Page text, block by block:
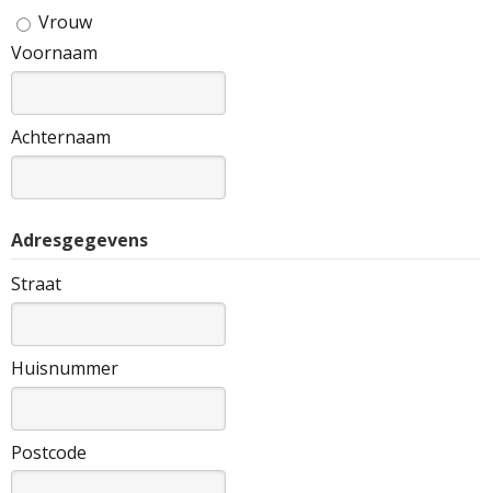
Vrouw
Voornaam
Achternaam
Adresgegevens
Straat
Huisnummer
Postcode